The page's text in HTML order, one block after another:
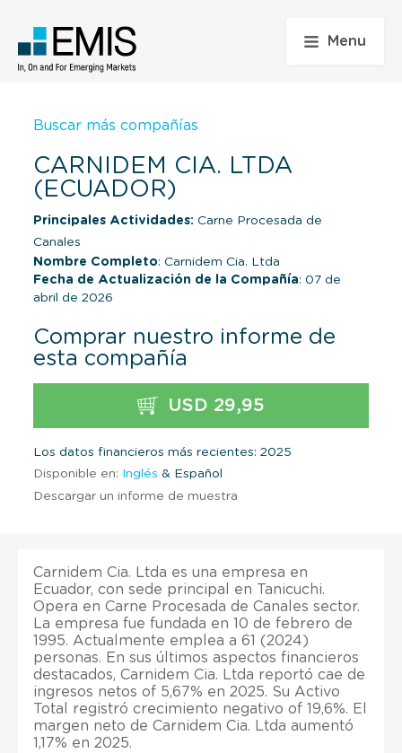
Menu
Buscar más compañías
CARNIDEM CIA. LTDA
(ECUADOR)
Principales Actividades: Carne Procesada de
Canales
Nombre Completo: Carnidem Cia. Ltda
Fecha de Actualización de la Compañía: 07 de
abril de 2026
Comprar nuestro informe de
esta compañía
USD 29,95
Los datos financieros más recientes: 2025
Disponible en: Inglés & Español
Descargar un informe de muestra
Carnidem Cia. Ltda es una empresa en
Ecuador, con sede principal en Tanicuchi.
Opera en Carne Procesada de Canales sector.
La empresa fue fundada en 10 de febrero de
1995. Actualmente emplea a 61 (2024)
personas. En sus últimos aspectos financieros
destacados, Carnidem Cia. Ltda reportó cae de
ingresos netos of 5,67% en 2025. Su Activo
Total registró crecimiento negativo of 19,6%. El
margen neto de Carnidem Cia. Ltda aumentó
1,17% en 2025.